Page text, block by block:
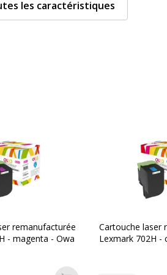
Compatible avec
Données d'identification
Référence produit
les caractéristiques
remanufacturée
- magenta - Owa
Cartouche laser
Lexmark 702H -